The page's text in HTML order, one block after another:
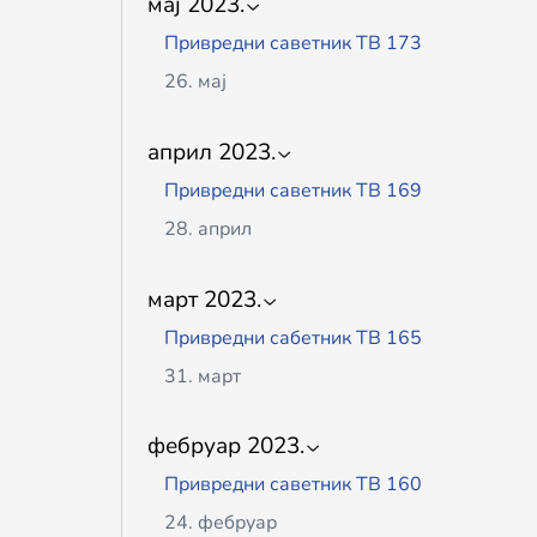
07. јул
22. јун
ПРИВРЕДНИ САВЕТНИК ТВ 175
16. јун
05. јун
Привредни саветник ТВ 173
26. мај
19. мај
Привредни саветник ТВ 171
12. мај
05. мај
април 2023.
Привредни саветник ТВ 169
28. април
21. април
Привредни саветник ТВ 167
17. април
07. април
март 2023.
Привредни сабетник ТВ 165
31. март
24. март
Привредни саветник ТВ 163
17. март
фебруар 2023.
Привредни саветник ТВ 160
24. фебруар